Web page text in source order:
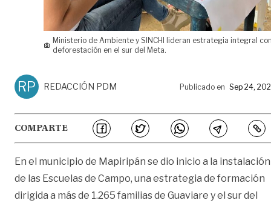
Ministerio de Ambiente y SINCHI lideran estrategia integral
deforestación en el sur del Meta.
RP REDACCIÓN PDM Publicado en Sep 24,
COMPARTE
En el municipio de Mapiripán se dio inicio a la instalación
de las Escuelas de Campo, una estrategia de formación
dirigida a más de 1.265 familias de Guaviare y el sur del